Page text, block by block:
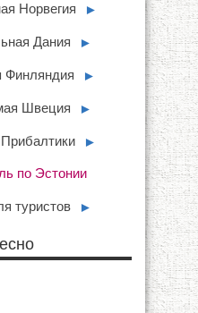
Норвегия ►
Дания ►
Финляндия ►
Швеция ►
►
по Эстонии
туристов ►